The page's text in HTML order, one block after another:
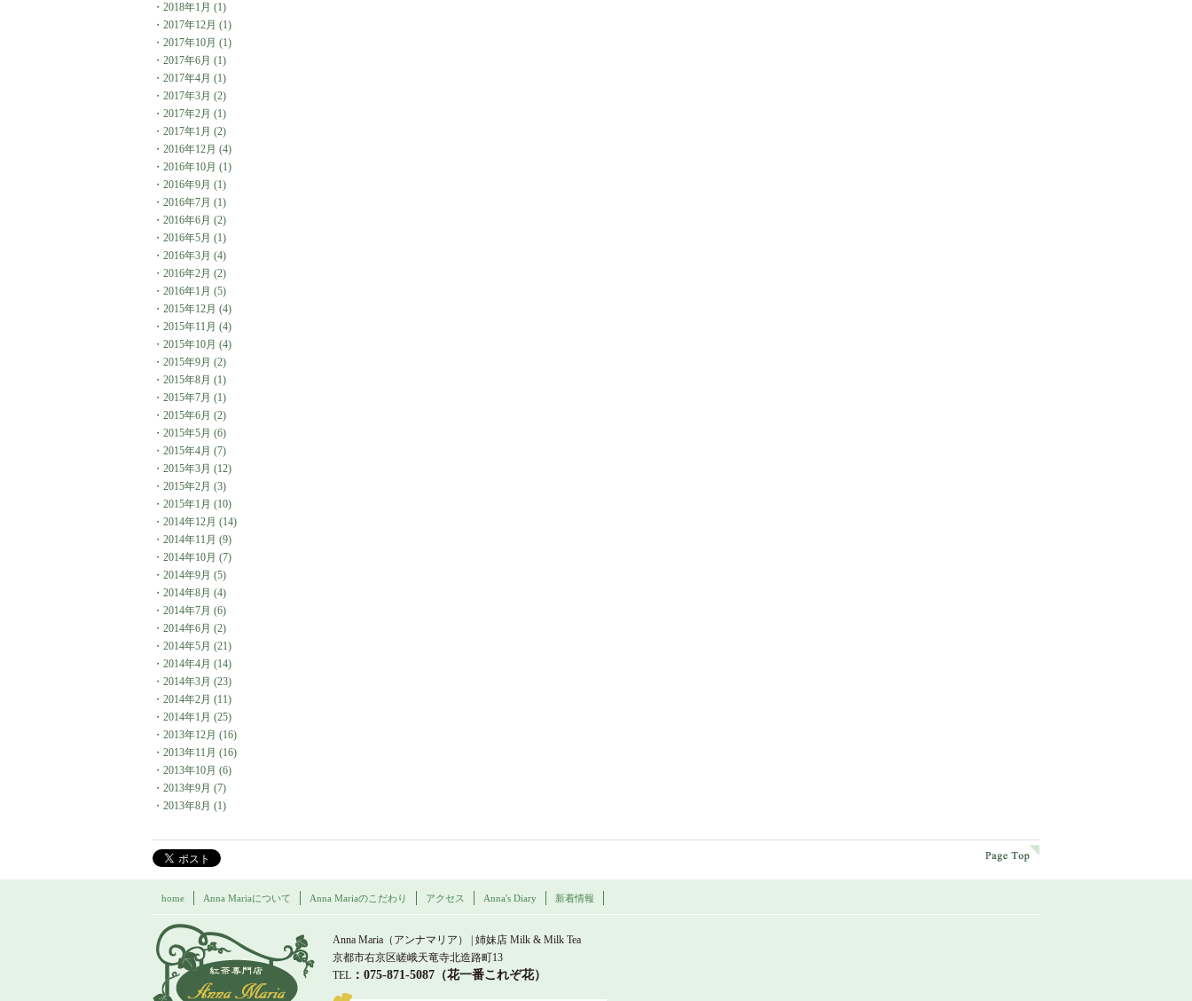
・ 2018年1月 (1)
・ 2017年12月 (1)
・ 2017年10月 (1)
・ 2017年6月 (1)
・ 2017年4月 (1)
・ 2017年3月 (2)
・ 2017年2月 (1)
・ 2017年1月 (2)
・ 2016年12月 (4)
・ 2016年10月 (1)
・ 2016年9月 (1)
・ 2016年7月 (1)
・ 2016年6月 (2)
・ 2016年5月 (1)
・ 2016年3月 (4)
・ 2016年2月 (2)
・ 2016年1月 (5)
・ 2015年12月 (4)
・ 2015年11月 (4)
・ 2015年10月 (4)
・ 2015年9月 (2)
・ 2015年8月 (1)
・ 2015年7月 (1)
・ 2015年6月 (2)
・ 2015年5月 (6)
・ 2015年4月 (7)
・ 2015年3月 (12)
・ 2015年2月 (3)
・ 2015年1月 (10)
・ 2014年12月 (14)
・ 2014年11月 (9)
・ 2014年10月 (7)
・ 2014年9月 (5)
・ 2014年8月 (4)
・ 2014年7月 (6)
・ 2014年6月 (2)
・ 2014年5月 (21)
・ 2014年4月 (14)
・ 2014年3月 (23)
・ 2014年2月 (11)
・ 2014年1月 (25)
・ 2013年12月 (16)
・ 2013年11月 (16)
・ 2013年10月 (6)
・ 2013年9月 (7)
・ 2013年8月 (1)
home Anna Mariaについて Anna Mariaのこだわり アクセス Anna's Diary 新着情報
紅茶専門店 Anna Maria
Anna Maria（アンナマリア） | 姉妹店 Milk & Milk Tea
京都市右京区嵯峨天竜寺北造路町13
TEL ：075-871-5087（花一番これぞ花）